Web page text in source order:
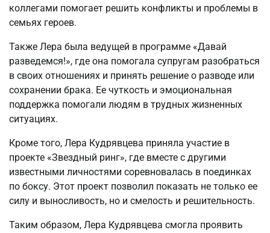
коллегами помогает решить конфликты и проблемы в
семьях героев.
Также Лера была ведущей в программе «Давай
разведемся!», где она помогала супругам разобраться
в своих отношениях и принять решение о разводе или
сохранении брака. Ее чуткость и эмоциональная
поддержка помогали людям в трудных жизненных
ситуациях.
Кроме того, Лера Кудрявцева приняла участие в
проекте «Звездный ринг», где вместе с другими
известными личностями соревновалась в поединках
по боксу. Этот проект позволил показать не только ее
силу и выносливость, но и смелость и решительность.
Таким образом, Лера Кудрявцева смогла проявить